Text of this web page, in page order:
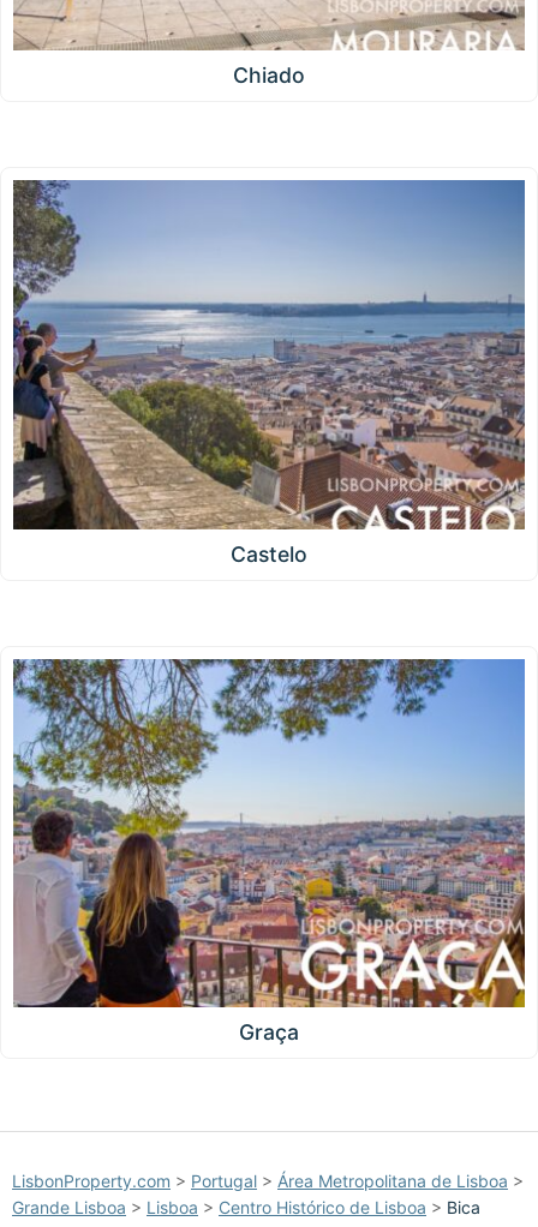
Chiado
Castelo
Graça
LisbonProperty.com > Portugal > Área Metropolitana de Lisboa >
Grande Lisboa > Lisboa > Centro Histórico de Lisboa > Bica